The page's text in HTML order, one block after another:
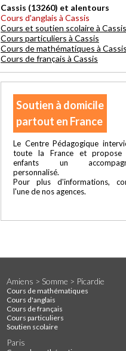
Cassis (13260) et alentours
Cours d'anglais à Cassis
Cours et soutien scolaire à Cassis
Cours particuliers à Cassis
Cours de mathématiques à Cassis
Cours de français à Cassis
Soutien à domicile
partout en France
Le Centre Pédagogique
toute la France et
enfants un
personnalisé.
Pour plus d'informations,
l'une de nos agences.
Amiens > Somme > Picardie
Cours de mathématiques
Cours d'anglais
Cours de français
Cours particuliers
Soutien scolaire
Paris